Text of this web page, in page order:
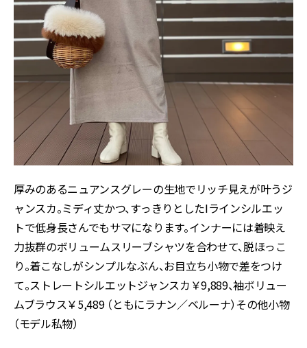
厚みのあるニュアンスグレーの生地でリッチ見えが叶うジ
ャンスカ。ミディ丈かつ、すっきりとしたIラインシルエッ
トで低身長さんでもサマになります。インナーには着映え
力抜群のボリュームスリーブシャツを合わせて、脱ほっこ
り。着こなしがシンプルなぶん、お目立ち小物で差をつけ
て。ストレートシルエットジャンスカ￥9,889、袖ボリュー
ムブラウス￥5,489 （ともにラナン／ベルーナ）その他小物
（モデル私物）